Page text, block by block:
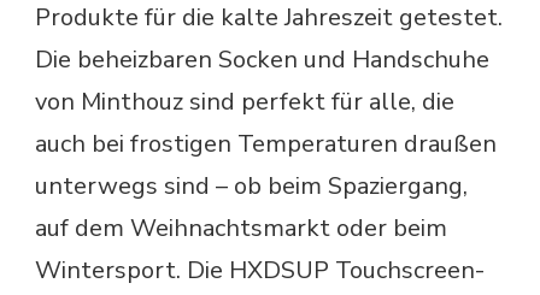
Produkte für die kalte Jahreszeit getestet.
Die beheizbaren Socken und Handschuhe
von Minthouz sind perfekt für alle, die
auch bei frostigen Temperaturen draußen
unterwegs sind – ob beim Spaziergang,
auf dem Weihnachtsmarkt oder beim
Wintersport. Die HXDSUP Touchscreen-